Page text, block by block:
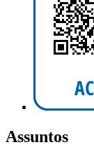
Assuntos